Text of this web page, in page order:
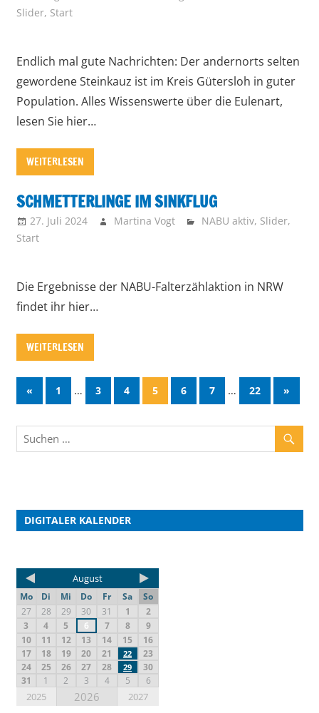
Slider, Start
Endlich mal gute Nachrichten: Der andernorts selten
gewordene Steinkauz ist im Kreis Gütersloh in guter
Population. Alles Wissenswerte über die Eulenart,
lesen Sie hier…
WEITERLESEN
SCHMETTERLINGE IM SINKFLUG
27. Juli 2024 Martina Vogt NABU aktiv, Slider,
Start
Die Ergebnisse der NABU-Falterzählaktion in NRW
findet ihr hier…
WEITERLESEN
« 1 … 3 4 5 6 7 … 22 »
DIGITALER KALENDER
August
Mo Di Mi Do Fr Sa
So
27
28 29 30 31 1
2
3
4 5 6 7 8
9
10
11 12 13 14 15
16
17
18 19 20 21 22
23
24
25 26 27 28 29
30
31
1 2 3 4 5 6
2025 2026 2027